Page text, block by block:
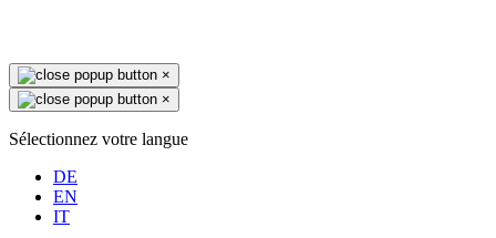
×
×
Sélectionnez votre langue
DE
EN
IT